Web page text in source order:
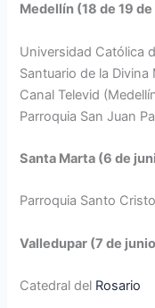
Medellín (18 de 19
Universidad Católica
Santuario de la
Canal Televid
Parroquia San Juan
Santa Marta (6 de
Parroquia Santo
Valledupar (7 de
Catedral del Rosario